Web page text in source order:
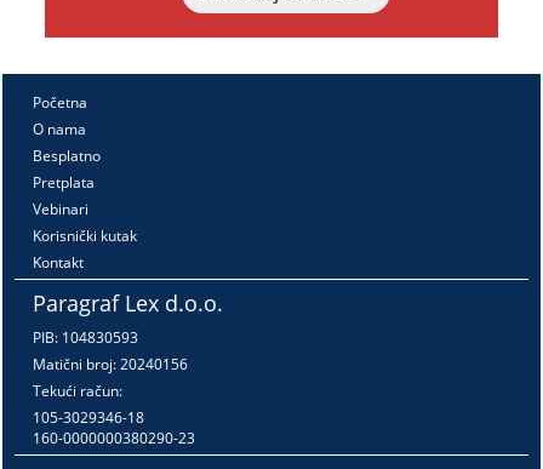
Početna
O nama
Besplatno
Pretplata
Vebinari
Korisnički kutak
Kontakt
Paragraf Lex d.o.o.
PIB: 104830593
Matični broj: 20240156
Tekući račun:
105-3029346-18
160-0000000380290-23